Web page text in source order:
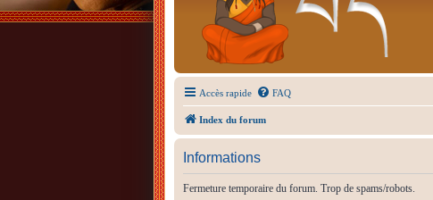
Accès rapide FAQ
Index du forum
Informations
Fermeture temporaire du forum. Trop de spams/robots.